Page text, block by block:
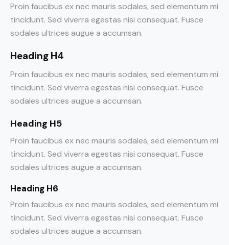
Proin faucibus ex nec mauris sodales, sed elementum mi
tincidunt. Sed viverra egestas nisi consequat. Fusce
sodales ultrices augue a accumsan.
Heading H4
Proin faucibus ex nec mauris sodales, sed elementum mi
tincidunt. Sed viverra egestas nisi consequat. Fusce
sodales ultrices augue a accumsan.
Heading H5
Proin faucibus ex nec mauris sodales, sed elementum mi
tincidunt. Sed viverra egestas nisi consequat. Fusce
sodales ultrices augue a accumsan.
Heading H6
Proin faucibus ex nec mauris sodales, sed elementum mi
tincidunt. Sed viverra egestas nisi consequat. Fusce
sodales ultrices augue a accumsan.